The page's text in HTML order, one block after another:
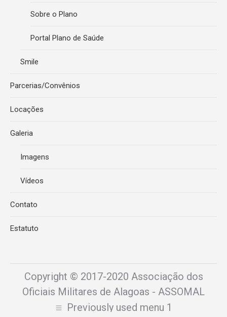
Sobre o Plano
Portal Plano de Saúde
Smile
Parcerias/Convênios
Locações
Galeria
Imagens
Vídeos
Contato
Estatuto
Copyright © 2017-2020 Associação dos
Oficiais Militares de Alagoas - ASSOMAL
Previously used menu 1